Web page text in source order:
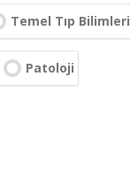
Temel Tıp Bilimleri
Patoloji